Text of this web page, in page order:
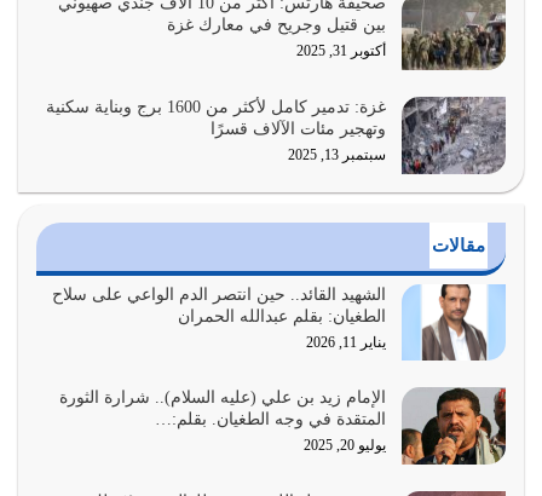
أراد الله لهذه الأمة ان تكون خير امة أخرجت للناس بالنهوض
بالأمر بالمعروف والنهي عن…
يوليو 25, 2026
الدين الذي شرعه الله لا يجوز أن يخضع لآرائنا وأهوائنا
أي أمة تتفرق في الدين وتتفرق في كيانها معناه أنها أصبحت
أمة عاجزة عن النهوض…
يوليو 23, 2026
بحبل الله جميعاً وليس كل…
يوليو 22, 2026
بين قتيل وجريح في معارك غزة
أكتوبر 31, 2025
غزة: تدمير كامل لأكثر من 1600 برج وبناية سكنية
وتهجير مئات الآلاف قسرًا
سبتمبر 13, 2025
مقالات
الشهيد القائد.. حين انتصر الدم الواعي على سلاح
الطغيان: بقلم عبدالله الحمران
يناير 11, 2026
الإمام زيد بن علي (عليه السلام).. شرارة الثورة
المتقدة في وجه الطغيان. بقلم:…
يوليو 20, 2025